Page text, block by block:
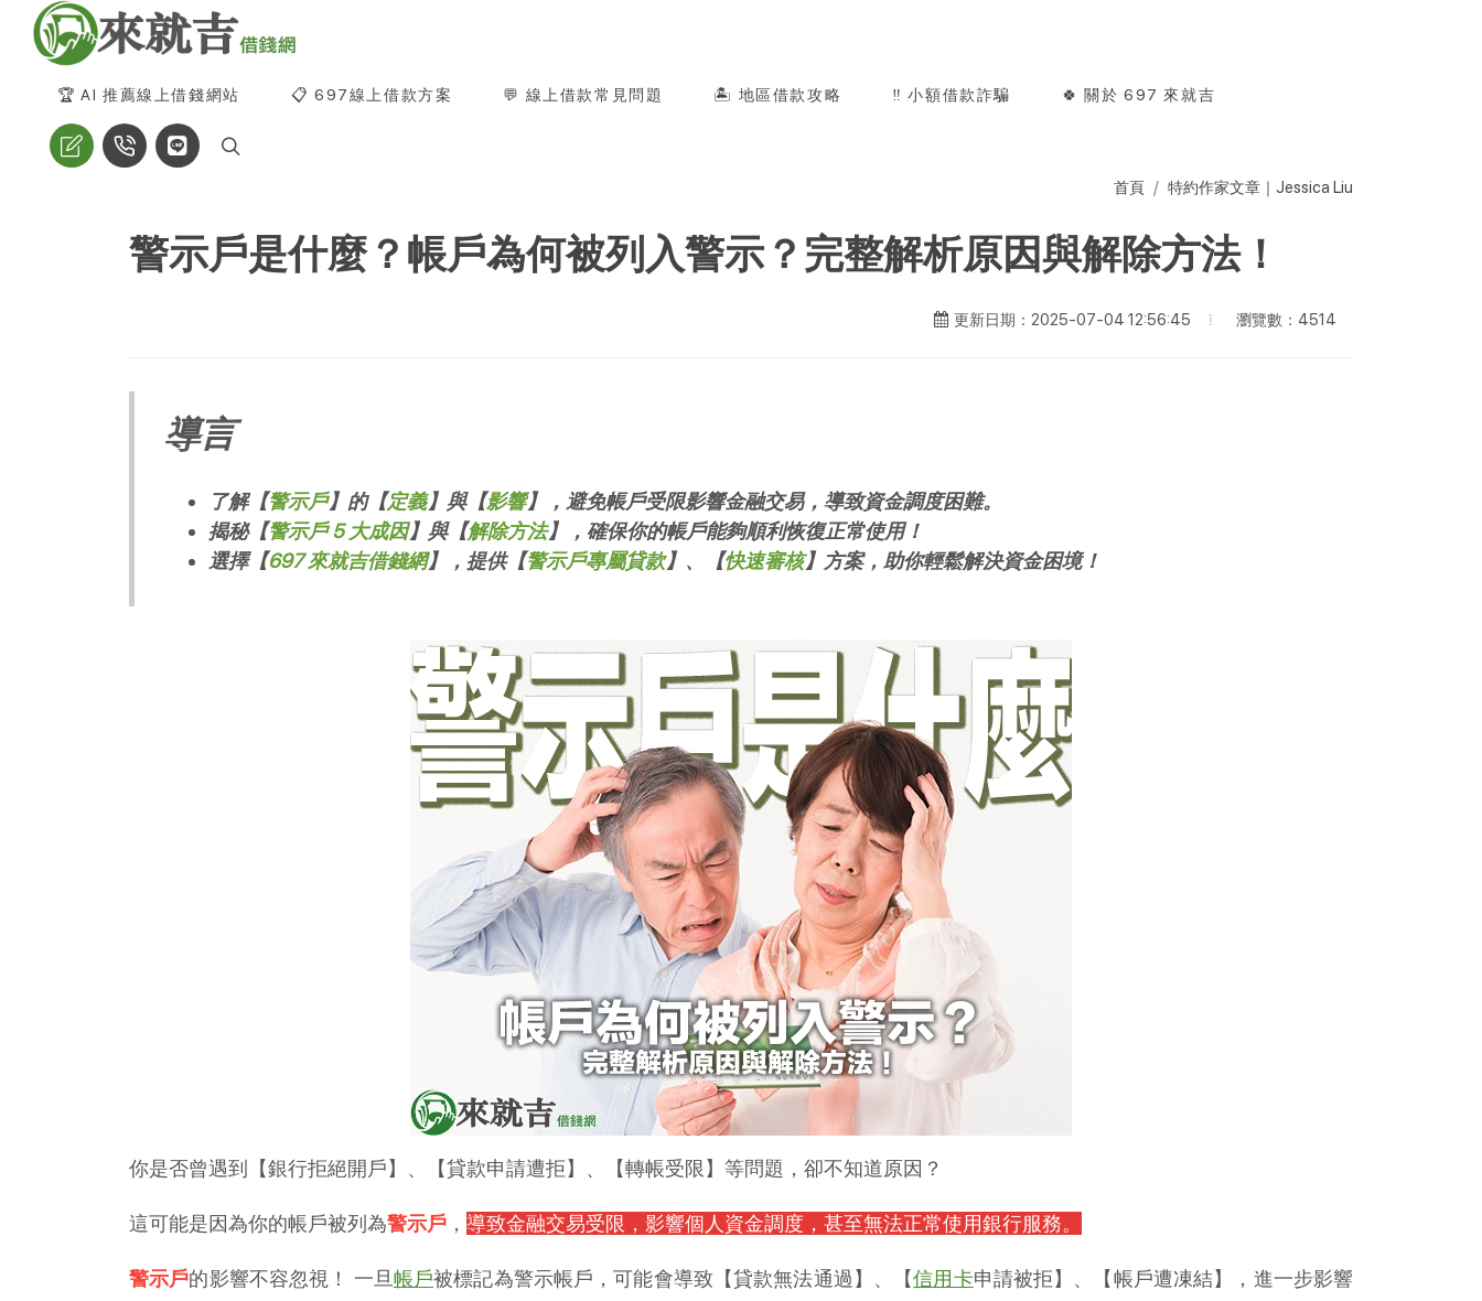
🏆 AI 推薦線上借錢網站 📋 697線上借款方案 💬 線上借款常見問題 🏝️ 地區借款攻略 ‼️ 小額借款詐騙 🍀 關於 697 來就吉
首頁 特約作家文章｜Jessica Liu
警示戶是什麼？帳戶為何被列入警示？完整解析原因與解除方法！
更新日期：2025-07-04 12:56:45 瀏覽數：4514
導言
了解【警示戶】的【定義】與【影響】，避免帳戶受限影響金融交易，導致資金調度困難。
揭秘【警示戶 5 大成因】與【解除方法】，確保你的帳戶能夠順利恢復正常使用！
選擇【697 來就吉借錢網】，提供【警示戶專屬貸款】、【快速審核】方案，助你輕鬆解決資金困境！
你是否曾遇到【銀行拒絕開戶】、【貸款申請遭拒】、【轉帳受限】等問題，卻不知道原因？
這可能是因為你的帳戶被列為警示戶 ， 導致金融交易受限，影響個人資金調度，甚至無法正常使用銀行服務。
警示戶的影響不容忽視！ 一旦帳戶被標記為警示帳戶，可能會導致【貸款無法通過】、【信用卡申請被拒】、【帳戶遭凍結】，進一步影響